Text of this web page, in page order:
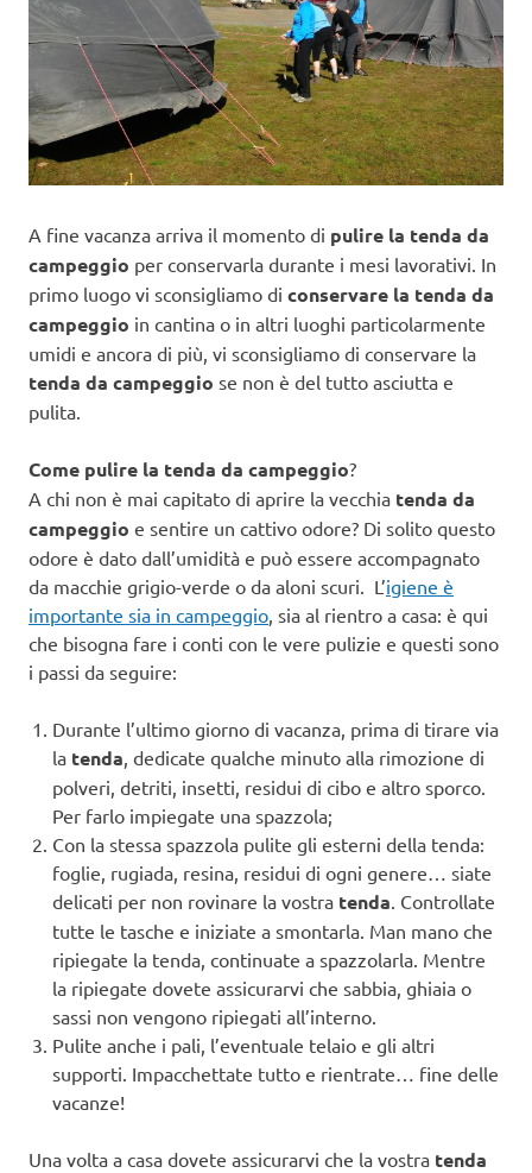
A fine vacanza arriva il momento di pulire la tenda da
campeggio per conservarla durante i mesi lavorativi. In
primo luogo vi sconsigliamo di conservare la tenda da
campeggio in cantina o in altri luoghi particolarmente
umidi e ancora di più, vi sconsigliamo di conservare la
tenda da campeggio se non è del tutto asciutta e
pulita.
Come pulire la tenda da campeggio?
A chi non è mai capitato di aprire la vecchia tenda da
campeggio e sentire un cattivo odore? Di solito questo
odore è dato dall’umidità e può essere accompagnato
da macchie grigio-verde o da aloni scuri. L’igiene è
importante sia in campeggio , sia al rientro a casa: è qui
che bisogna fare i conti con le vere pulizie e questi sono
i passi da seguire:
Durante l’ultimo giorno di vacanza, prima di tirare via
la tenda , dedicate qualche minuto alla rimozione di
polveri, detriti, insetti, residui di cibo e altro sporco.
Per farlo impiegate una spazzola;
Con la stessa spazzola pulite gli esterni della tenda:
foglie, rugiada, resina, residui di ogni genere… siate
delicati per non rovinare la vostra tenda . Controllate
tutte le tasche e iniziate a smontarla. Man mano che
ripiegate la tenda, continuate a spazzolarla. Mentre
la ripiegate dovete assicurarvi che sabbia, ghiaia o
sassi non vengono ripiegati all’interno.
Pulite anche i pali, l’eventuale telaio e gli altri
supporti. Impacchettate tutto e rientrate… fine delle
vacanze!
Una volta a casa dovete assicurarvi che la vostra tenda